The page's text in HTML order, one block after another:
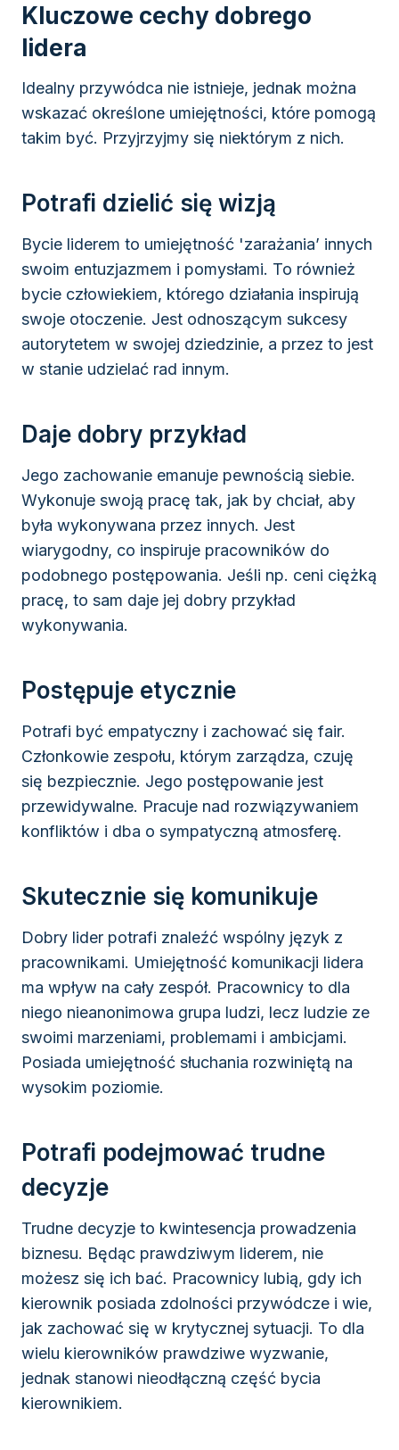
Kluczowe cechy dobrego
lidera
Idealny przywódca nie istnieje, jednak można
wskazać określone umiejętności, które pomogą
takim być. Przyjrzyjmy się niektórym z nich.
Potrafi dzielić się wizją
Bycie liderem to umiejętność 'zarażania’ innych
swoim entuzjazmem i pomysłami. To również
bycie człowiekiem, którego działania inspirują
swoje otoczenie. Jest odnoszącym sukcesy
autorytetem w swojej dziedzinie, a przez to jest
w stanie udzielać rad innym.
Daje dobry przykład
Jego zachowanie emanuje pewnością siebie.
Wykonuje swoją pracę tak, jak by chciał, aby
była wykonywana przez innych. Jest
wiarygodny, co inspiruje pracowników do
podobnego postępowania. Jeśli np. ceni ciężką
pracę, to sam daje jej dobry przykład
wykonywania.
Postępuje etycznie
Potrafi być empatyczny i zachować się fair.
Członkowie zespołu, którym zarządza, czuję
się bezpiecznie. Jego postępowanie jest
przewidywalne. Pracuje nad rozwiązywaniem
konfliktów i dba o sympatyczną atmosferę.
Skutecznie się komunikuje
Dobry lider potrafi znaleźć wspólny język z
pracownikami. Umiejętność komunikacji lidera
ma wpływ na cały zespół. Pracownicy to dla
niego nieanonimowa grupa ludzi, lecz ludzie ze
swoimi marzeniami, problemami i ambicjami.
Posiada umiejętność słuchania rozwiniętą na
wysokim poziomie.
Potrafi podejmować trudne
decyzje
Trudne decyzje to kwintesencja prowadzenia
biznesu. Będąc prawdziwym liderem, nie
możesz się ich bać. Pracownicy lubią, gdy ich
kierownik posiada zdolności przywódcze i wie,
jak zachować się w krytycznej sytuacji. To dla
wielu kierowników prawdziwe wyzwanie,
jednak stanowi nieodłączną część bycia
kierownikiem.